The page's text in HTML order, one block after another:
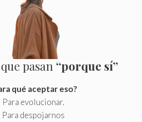
pasan “porque sí”
qué aceptar eso?
Para evolucionar.
Para despojarnos